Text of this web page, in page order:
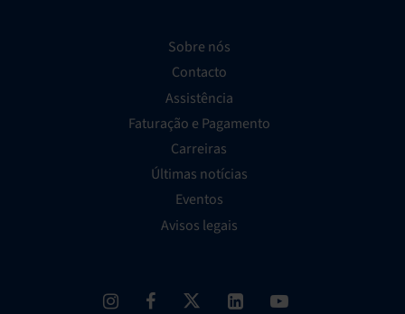
Sobre nós
Contacto
Assistência
Faturação e Pagamento
Carreiras
Últimas notícias
Eventos
Avisos legais